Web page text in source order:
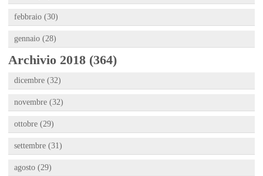
febbraio (30)
gennaio (28)
Archivio 2018 (364)
dicembre (32)
novembre (32)
ottobre (29)
settembre (31)
agosto (29)